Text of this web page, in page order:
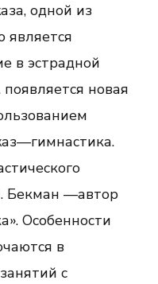
одной из
является
в эстрадной
новая
Бекман —автор
Особенности
в
с